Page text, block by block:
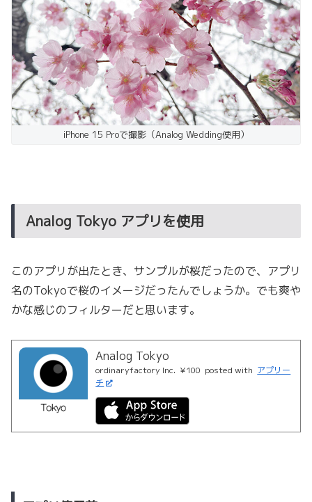
iPhone 15 Proで撮影（Analog Wedding使用）
Analog Tokyo アプリを使用
このアプリが出たとき、サンプルが桜だったので、アプリ
名のTokyoで桜のイメージだったんでしょうか。でも爽や
かな感じのフィルターだと思います。
Analog Tokyo
ordinaryfactory Inc. ¥100 posted with アプリー
チ